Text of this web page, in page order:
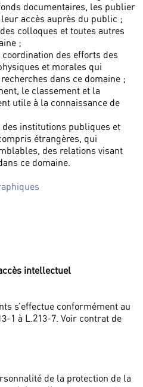
documentaires, les publier
accès auprès du public ;
colloques et toutes autres
;
des efforts des
et morales qui
dans ce domaine ;
le classement et la
utile à la connaissance de
des institutions publiques et
étrangères, qui
des relations visant
ce domaine.
intellectuel
s’effectue conformément au
1 à L.213-7. Voir contrat de
de la protection de la